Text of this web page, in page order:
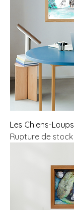
Les Chiens-Loups
Rupture de stock